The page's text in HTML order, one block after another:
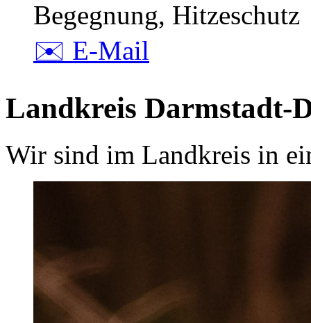
Begegnung, Hitzeschutz
✉️ E-Mail
Landkreis Darmstadt-
Wir sind im Landkreis in